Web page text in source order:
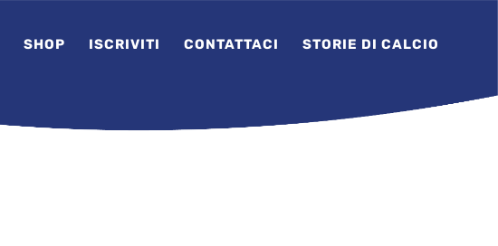
SHOP ISCRIVITI CONTATTACI STORIE DI CALCIO